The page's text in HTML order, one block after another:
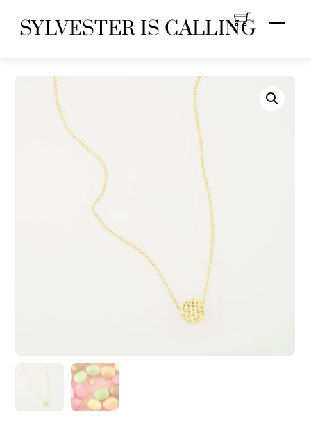
Menu
SYLVESTER IS CALLING